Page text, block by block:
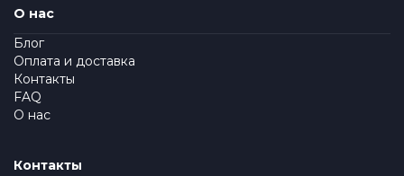
О нас
Блог
Оплата и доставка
Контакты
FAQ
О нас
Контакты